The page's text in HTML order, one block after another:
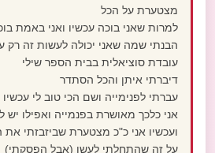
מצטערת על הכל
למרות שאני בוכה עכשיו ואני באמת
הבנתי שמה שאני יכולה לעשות זה רק
עובדת סוציאלית בבית הספר שילי
דיברתי איתן והכל הסתדר
עברתי לפנימייה ושם הכי טוב לי
אני כלכך מאושרת בפנמייה ואפילו יש
ועכשיו אני כ"כ מצטערת שביזבזתי את
על זה שהתחלתי לעשן (אבל הפסקתי)